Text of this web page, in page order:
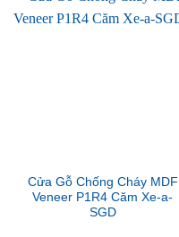
Cửa Gỗ Chống Cháy MDF
Veneer P1R4 Căm Xe-a-
SGD